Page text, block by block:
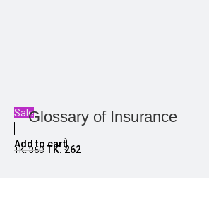
Sale
Add to cart
Glossary of Insurance
TK.350 TK.262